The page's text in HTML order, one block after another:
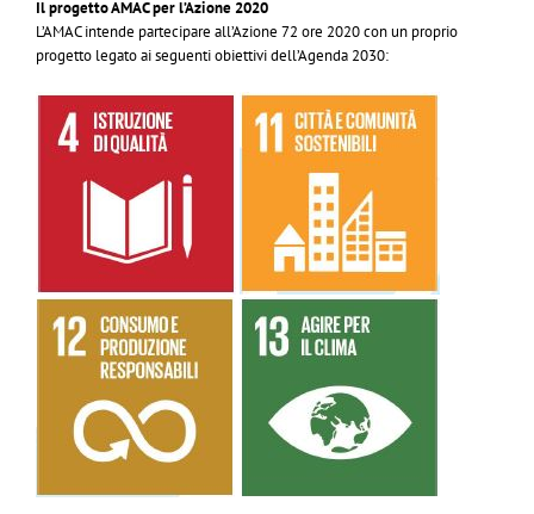
Il progetto AMAC per l’Azione 2020
L’AMAC intende partecipare all’Azione 72 ore 2020 con un proprio
progetto legato ai seguenti obiettivi dell’Agenda 2030: